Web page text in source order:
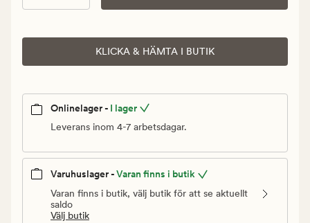
KLICKA & HÄMTA I BUTIK
Onlinelager - I lager
Leverans inom 4-7 arbetsdagar.
Varuhuslager -Varan finns i butik
Varan finns i butik, välj butik för att se aktuellt
saldo
Välj butik